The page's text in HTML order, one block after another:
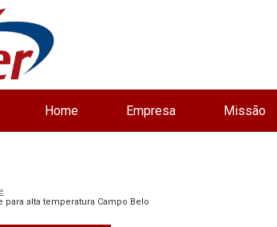
Home Empresa Missão
para alta temperatura Campo Belo